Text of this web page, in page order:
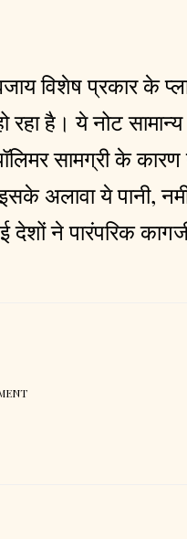
विशेष प्रकार के
है। ये नोट सामान्य
सामग्री के
अलावा ये पानी,
ने पारंपरिक